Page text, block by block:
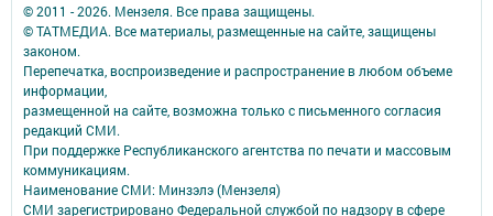
© 2011 - 2026. Мензеля. Все права защищены.
© ТАТМЕДИА. Все материалы, размещенные на сайте, защищены
законом.
Перепечатка, воспроизведение и распространение в любом объеме
информации,
размещенной на сайте, возможна только с письменного согласия
редакций СМИ.
При поддержке Республиканского агентства по печати и массовым
коммуникациям.
Наименование СМИ: Минзэлэ (Мензеля)
СМИ зарегистрировано Федеральной службой по надзору в сфере